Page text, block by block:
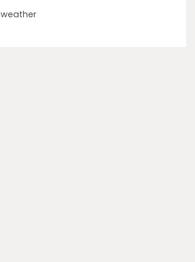
weather